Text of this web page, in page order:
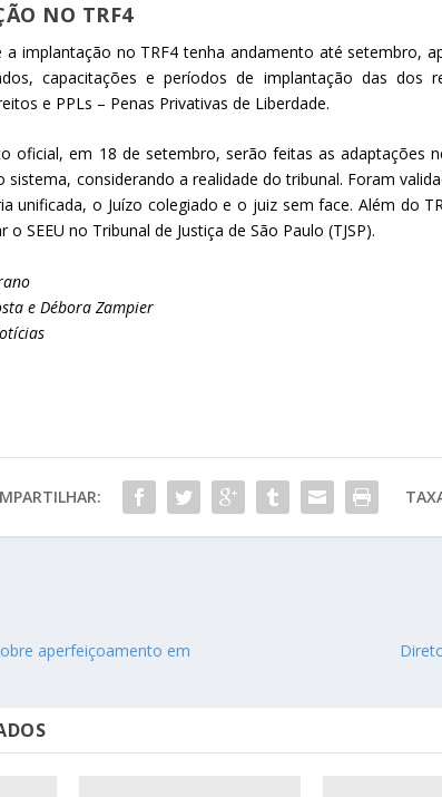
NO TRF4
a implantação no TRF4 tenha andamento até setembro,
capacitações e períodos de implantação das dos
e PPLs – Penas Privativas de Liberdade.
oficial, em 18 de setembro, serão feitas as adaptações
sistema, considerando a realidade do tribunal. Foram
unificada, o Juízo colegiado e o juiz sem face. Além do
SEEU no Tribunal de Justiça de São Paulo (TJSP).
e Débora Zampier
aperfeiçoamento em